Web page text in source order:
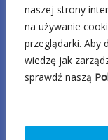
naszej strony
na używanie
przeglądarki. Aby
wiedzę jak
sprawdź naszą